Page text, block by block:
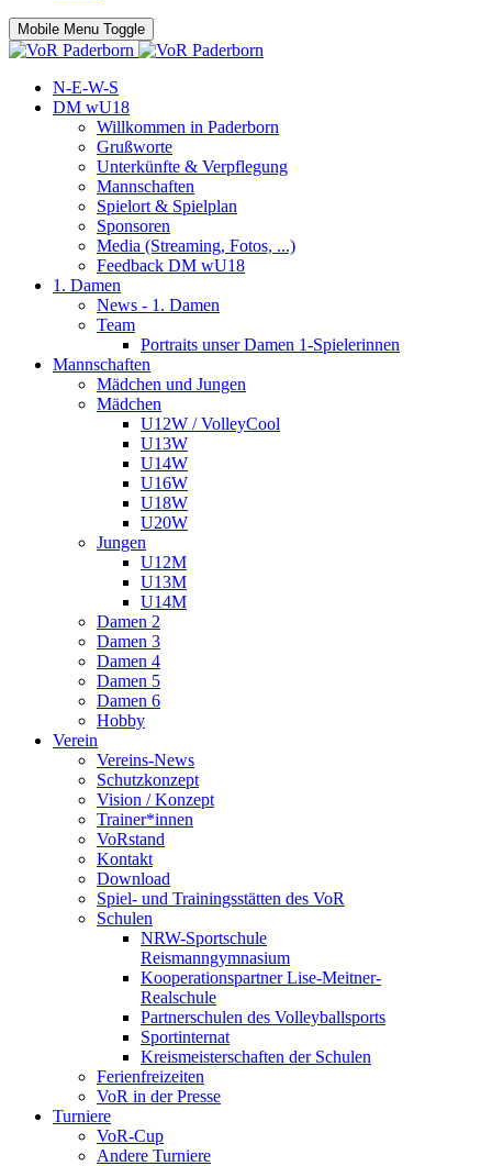
Mobile Menu Toggle
N-E-W-S
DM wU18
Willkommen in Paderborn
Grußworte
Unterkünfte & Verpflegung
Mannschaften
Spielort & Spielplan
Sponsoren
Media (Streaming, Fotos, ...)
Feedback DM wU18
1. Damen
News - 1. Damen
Team
Portraits unser Damen 1-Spielerinnen
Mannschaften
Mädchen und Jungen
Mädchen
U12W / VolleyCool
U13W
U14W
U16W
U18W
U20W
Jungen
U12M
U13M
U14M
Damen 2
Damen 3
Damen 4
Damen 5
Damen 6
Hobby
Verein
Vereins-News
Schutzkonzept
Vision / Konzept
Trainer*innen
VoRstand
Kontakt
Download
Spiel- und Trainingsstätten des VoR
Schulen
NRW-Sportschule
Reismanngymnasium
Kooperationspartner Lise-Meitner-
Realschule
Partnerschulen des Volleyballsports
Sportinternat
Kreismeisterschaften der Schulen
Ferienfreizeiten
VoR in der Presse
Turniere
VoR-Cup
Andere Turniere